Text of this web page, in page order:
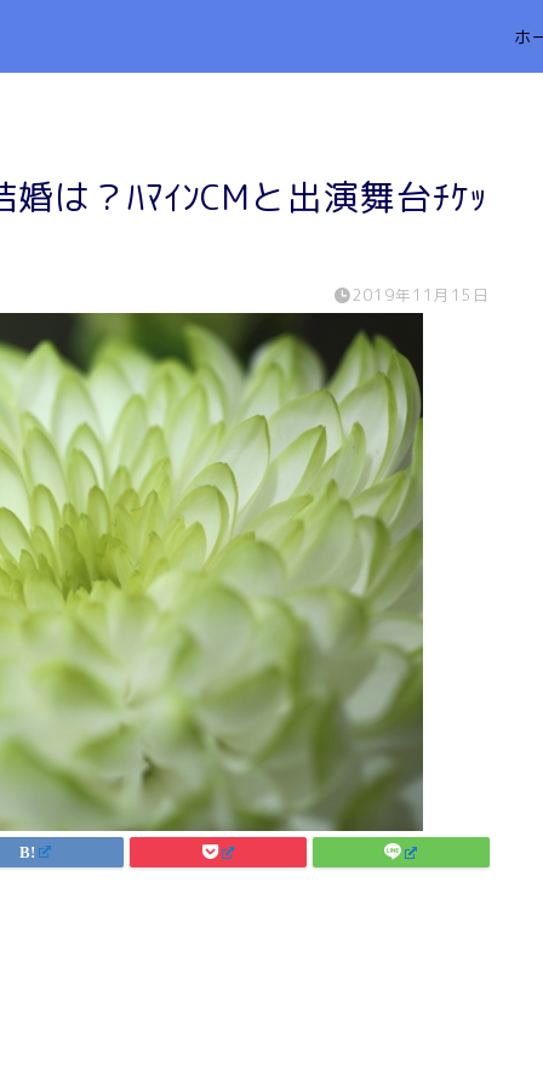
ホ
は？ﾊﾏｲﾝCMと出演舞台ﾁｹｯ
2019年11月15日